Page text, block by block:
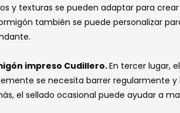
y texturas se pueden adaptar para
también se puede personalizar
impreso Cudillero.En tercer lugar,
se necesita barrer regularmente
el sellado ocasional puede ayudar a